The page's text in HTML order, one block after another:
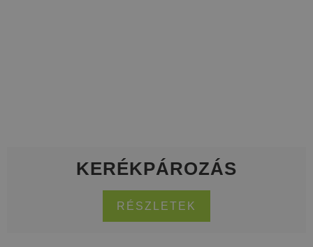
KERÉKPÁROZÁS
RÉSZLETEK